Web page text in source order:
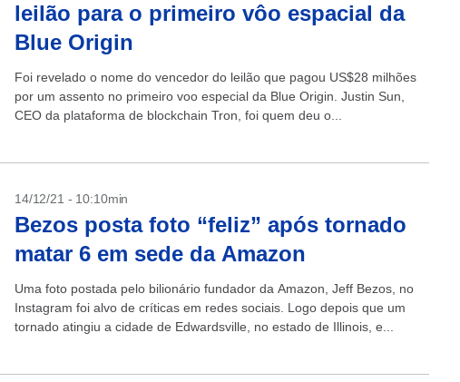
leilão para o primeiro vôo espacial da
Blue Origin
Foi revelado o nome do vencedor do leilão que pagou US$28 milhões
por um assento no primeiro voo especial da Blue Origin. Justin Sun,
CEO da plataforma de blockchain Tron, foi quem deu o...
14/12/21 - 10:10min
Bezos posta foto “feliz” após tornado
matar 6 em sede da Amazon
Uma foto postada pelo bilionário fundador da Amazon, Jeff Bezos, no
Instagram foi alvo de críticas em redes sociais. Logo depois que um
tornado atingiu a cidade de Edwardsville, no estado de Illinois, e...